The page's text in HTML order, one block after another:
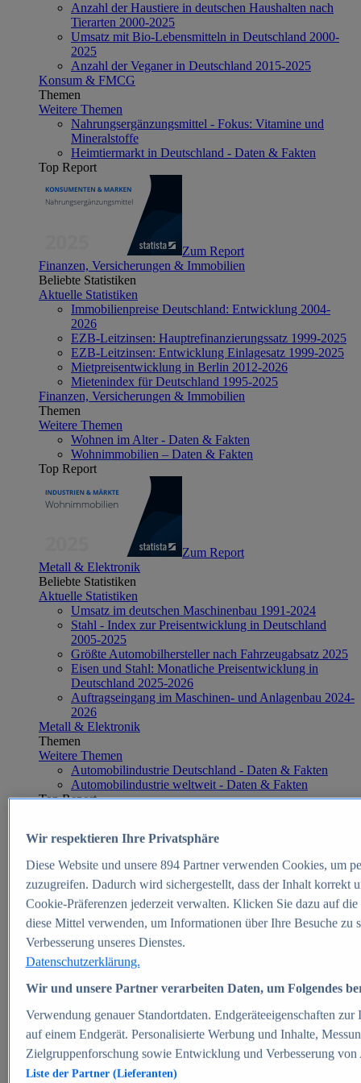
Anzahl der Haustiere in deutschen Haushalten nach
Tierarten 2000-2025
Umsatz mit Bio-Lebensmitteln in Deutschland 2000-
2025
Anzahl der Veganer in Deutschland 2015-2025
Konsum & FMCG
Themen
Weitere Themen
Nahrungsergänzungsmittel - Fokus: Vitamine und
Mineralstoffe
Heimtiermarkt in Deutschland - Daten & Fakten
Top Report
Zum Report
Finanzen, Versicherungen & Immobilien
Beliebte Statistiken
Aktuelle Statistiken
Immobilienpreise Deutschland: Entwicklung 2004-
2026
EZB-Leitzinsen: Hauptrefinanzierungssatz 1999-2025
EZB-Leitzinsen: Entwicklung Einlagesatz 1999-2025
Mietpreisentwicklung in Berlin 2012-2026
Mietenindex für Deutschland 1995-2025
Finanzen, Versicherungen & Immobilien
Themen
Weitere Themen
Wohnen im Alter - Daten & Fakten
Wohnimmobilien – Daten & Fakten
Top Report
Zum Report
Metall & Elektronik
Beliebte Statistiken
Aktuelle Statistiken
Umsatz im deutschen Maschinenbau 1991-2024
Stahl - Index zur Preisentwicklung in Deutschland
2005-2025
Größte Automobilhersteller nach Fahrzeugabsatz 2025
Eisen und Stahl: Monatliche Preisentwicklung in
Deutschland 2025-2026
Auftragseingang im Maschinen- und Anlagenbau 2024-
2026
Metall & Elektronik
Themen
Weitere Themen
Automobilindustrie Deutschland - Daten & Fakten
Automobilindustrie weltweit - Daten & Fakten
Top Report
Zum Report
E-commerce
Beliebte Statistiken
Aktuelle Statistiken
E-Commerce - Entwicklung des Umsatzes in
Deutschland 1999-2025
Umsatz von Amazon in Deutschland und weltweit
2010-2025
B2C-E-Commerce: Top-50 Online Shops in
Deutschland 2024
Marktanteile von Online-Zahlungsverfahren in
Deutschland 2024
Umsatzstarke Warengruppen im Online-Handel in
Deutschland 2023-2025
Wir respektieren Ihre Privatsphäre
Diese Website und unsere 894Partner verwenden Cookies, um
zuzugreifen. Dadurch wird sichergestellt, dass der Inhalt korrekt
Cookie-Präferenzen jederzeit verwalten. Klicken Sie dazu auf
diese Mittel verwenden, um Informationen über Ihre Besuche
Verbesserung unseres Dienstes.
Datenschutzerklärung.
Wir und unsere Partner verarbeiten Daten, um Folgendes
Verwendung genauer Standortdaten. Endgeräteeigenschaften
auf einem Endgerät. Personalisierte Werbung und Inhalte,
Zielgruppenforschung sowie Entwicklung und Verbesserung von
Liste der Partner (Lieferanten)